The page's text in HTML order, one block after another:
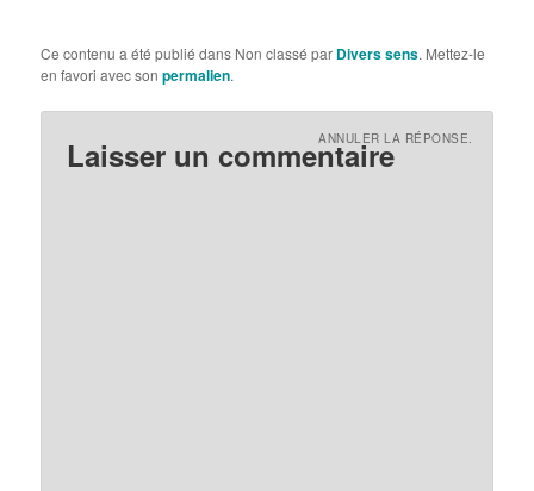
Ce contenu a été publié dans Non classé par Divers sens. Mettez-le
en favori avec sonpermalien.
Laisser un commentaireANNULER LA RÉPONSE.